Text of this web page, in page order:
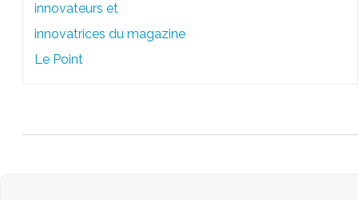
innovateurs et
innovatrices du magazine
Le Point